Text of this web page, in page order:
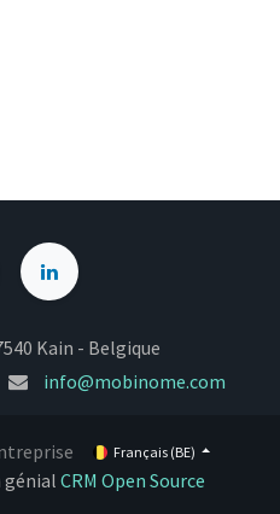
Kain - Belgique
info@mobinome.com
Français (BE)
génialCRM Open Source